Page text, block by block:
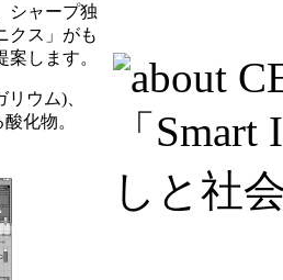
シャープ独
クス」がも
します。
ウム)、
化物。